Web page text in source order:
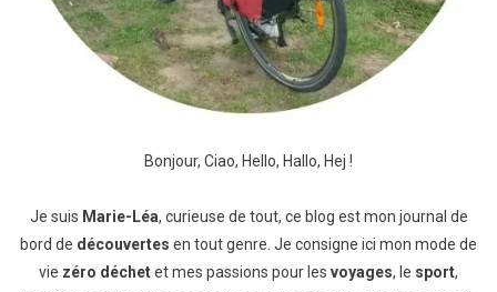
Bonjour, Ciao, Hello, Hallo, Hej !
Je suis Marie-Léa, curieuse de tout, ce blog est mon journal de
bord de découvertes en tout genre. Je consigne ici mon mode de
vie zéro déchetet mes passions pour les voyages, le sport,